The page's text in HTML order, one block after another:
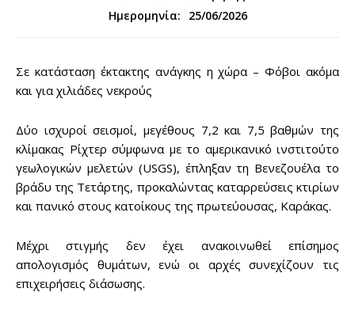
Ημερομηνία:
25/06/2026
Σε κατάσταση έκτακτης ανάγκης η χώρα – Φόβοι ακόμα
και για χιλιάδες νεκρούς
Δύο ισχυροί σεισμοί, μεγέθους 7,2 και 7,5 βαθμών της
κλίμακας Ρίχτερ σύμφωνα με το αμερικανικό ινστιτούτο
γεωλογικών μελετών (USGS), έπληξαν τη Βενεζουέλα το
βράδυ της Τετάρτης, προκαλώντας καταρρεύσεις κτιρίων
και πανικό στους κατοίκους της πρωτεύουσας, Καράκας.
Μέχρι στιγμής δεν έχει ανακοινωθεί επίσημος
απολογισμός θυμάτων, ενώ οι αρχές συνεχίζουν τις
επιχειρήσεις διάσωσης.